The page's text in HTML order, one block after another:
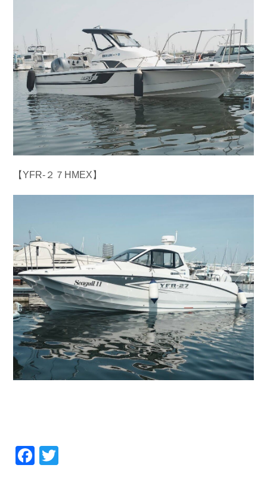
【YFR-２７HMEX】
Facebook